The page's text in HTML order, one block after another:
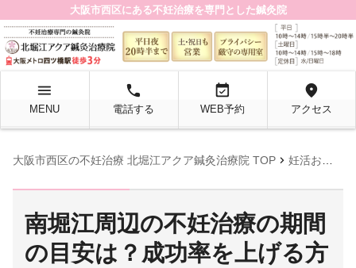
大阪市西区にある不妊治療を専門とした鍼灸院
menu
MENU
local_phone
電話する
event_available
WEB予約
location_on
アクセス
大阪市西区の不妊治療 北堀江アクア鍼灸治療院 TOP chevron_right 妊活お役立ち情報
南堀江周辺の不妊治療の期間
の目安は？成功率を上げる方